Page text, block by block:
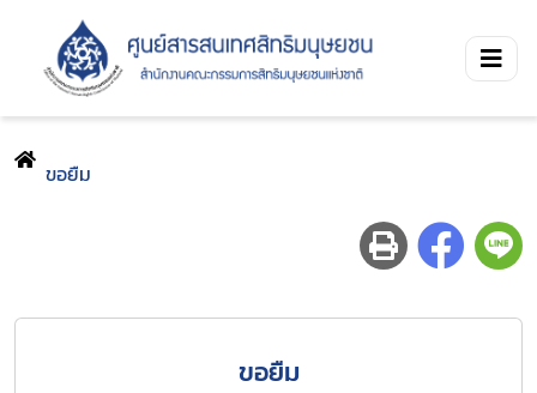
ขอยืม
ขอยืม